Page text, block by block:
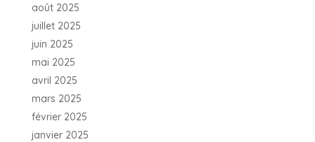
août 2025
juillet 2025
juin 2025
mai 2025
avril 2025
mars 2025
février 2025
janvier 2025